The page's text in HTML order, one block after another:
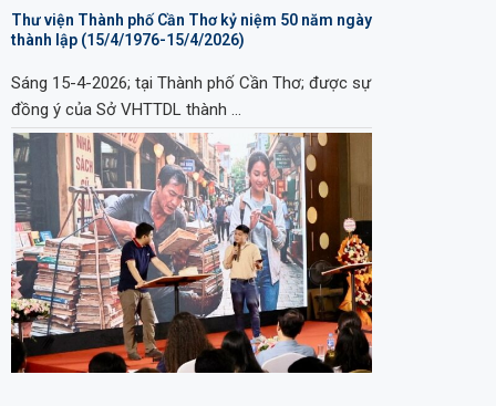
Thư viện Thành phố Cần Thơ kỷ niệm 50 năm ngày
thành lập (15/4/1976-15/4/2026)
Sáng 15-4-2026; tại Thành phố Cần Thơ; được sự
đồng ý của Sở VHTTDL thành …